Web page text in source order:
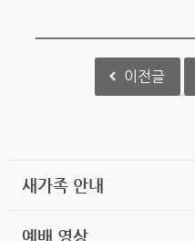
이전글
새가족 안내
예배 영상